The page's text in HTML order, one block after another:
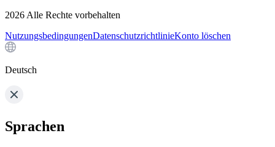
2026 Alle Rechte vorbehalten
NutzungsbedingungenDatenschutzrichtlinieKonto löschen
Deutsch
Sprachen